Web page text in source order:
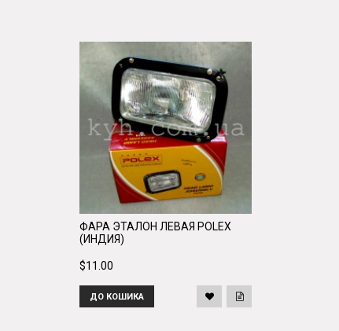
ФАРА ЭТАЛОН ЛЕВАЯ POLEX
(ИНДИЯ)
$11.00
ДО КОШИКА